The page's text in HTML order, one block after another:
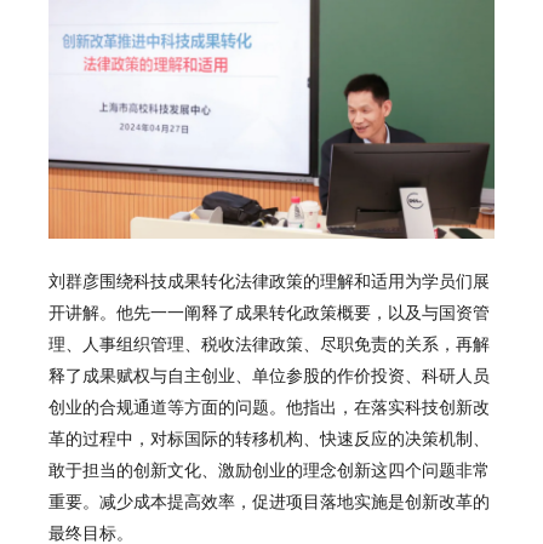
刘群彦围绕科技成果转化法律政策的理解和适用为学员们展
开讲解。他先一一阐释了成果转化政策概要，以及与国资管
理、人事组织管理、税收法律政策、尽职免责的关系，再解
释了成果赋权与自主创业、单位参股的作价投资、科研人员
创业的合规通道等方面的问题。他指出，在落实科技创新改
革的过程中，对标国际的转移机构、快速反应的决策机制、
敢于担当的创新文化、激励创业的理念创新这四个问题非常
重要。减少成本提高效率，促进项目落地实施是创新改革的
最终目标。